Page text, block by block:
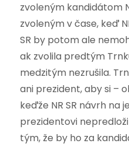
zvoleným kandidátom
zvoleným v čase, keď
SR by potom ale
ak zvolila predtým
medzitým nezrušila.
ani prezident, aby si –
keďže NR SR návrh na
prezidentovi
tým, že by ho za